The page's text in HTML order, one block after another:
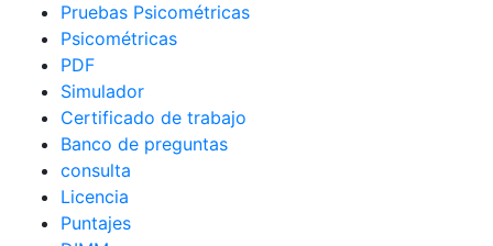
Pruebas Psicométricas
Psicométricas
PDF
Simulador
Certificado de trabajo
Banco de preguntas
consulta
Licencia
Puntajes